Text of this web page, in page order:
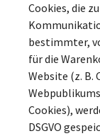
Cookies, die
bestimmter,
für die
Website (z. B.
Cookies),
DSGVO